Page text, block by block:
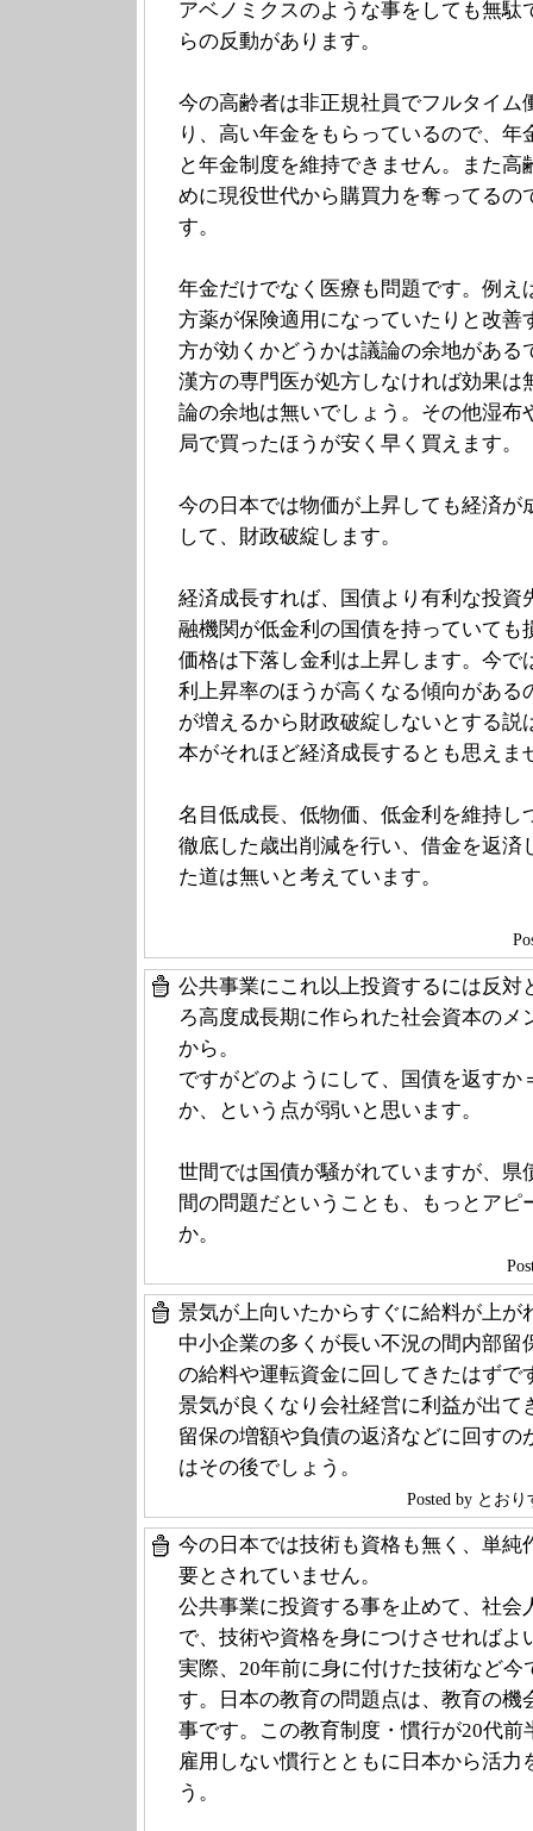
アベノミクスのような事をしても無駄
らの反動があります。
今の高齢者は非正規社員でフルタイム
り、高い年金をもらっているので、
と年金制度を維持できません。また
めに現役世代から購買力を奪ってるの
す。
年金だけでなく医療も問題です。例え
方薬が保険適用になっていたりと改善
方が効くかどうかは議論の余地がある
漢方の専門医が処方しなければ効果は
論の余地は無いでしょう。その他湿布
局で買ったほうが安く早く買えます。
今の日本では物価が上昇しても経済が
して、財政破綻します。
経済成長すれば、国債より有利な投資
融機関が低金利の国債を持っていても
価格は下落し金利は上昇します。今で
利上昇率のほうが高くなる傾向がある
が増えるから財政破綻しないとする説
本がそれほど経済成長するとも思えま
名目低成長、低物価、低金利を維持し
徹底した歳出削減を行い、借金を返済
た道は無いと考えています。
公共事業にこれ以上投資するには反対
ろ高度成長期に作られた社会資本のメ
から。
ですがどのようにして、国債を返すか
か、という点が弱いと思います。
世間では国債が騒がれていますが、県
間の問題だということも、もっとア
か。
景気が上向いたからすぐに給料が上が
中小企業の多くが長い不況の間内部留
の給料や運転資金に回してきたはずで
景気が良くなり会社経営に利益が出て
留保の増額や負債の返済などに回すの
はその後でしょう。
Posted by とお
今の日本では技術も資格も無く、単純
要とされていません。
公共事業に投資する事を止めて、社会
で、技術や資格を身につけさせればよ
実際、20年前に身に付けた技術など
す。日本の教育の問題点は、教育の機
事です。この教育制度・慣行が20代
雇用しない慣行とともに日本から活力
う。